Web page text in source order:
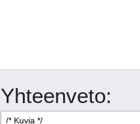
Yhteenveto: